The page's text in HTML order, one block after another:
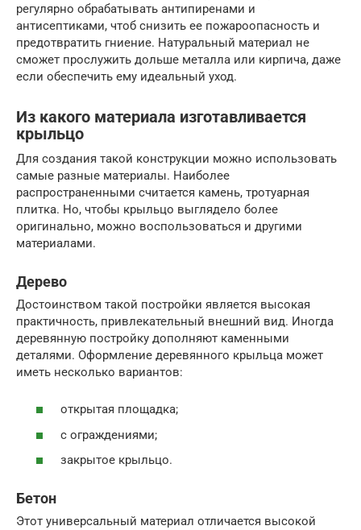
регулярно обрабатывать антипиренами и
антисептиками, чтоб снизить ее пожароопасность и
предотвратить гниение. Натуральный материал не
сможет прослужить дольше металла или кирпича, даже
если обеспечить ему идеальный уход.
Из какого материала изготавливается
крыльцо
Для создания такой конструкции можно использовать
самые разные материалы. Наиболее
распространенными считается камень, тротуарная
плитка. Но, чтобы крыльцо выглядело более
оригинально, можно воспользоваться и другими
материалами.
Дерево
Достоинством такой постройки является высокая
практичность, привлекательный внешний вид. Иногда
деревянную постройку дополняют каменными
деталями. Оформление деревянного крыльца может
иметь несколько вариантов:
открытая площадка;
с ограждениями;
закрытое крыльцо.
Бетон
Этот универсальный материал отличается высокой